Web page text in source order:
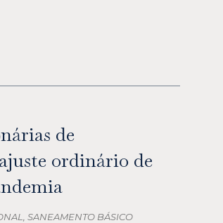
de
ordinário de
SANEAMENTO BÁSICO